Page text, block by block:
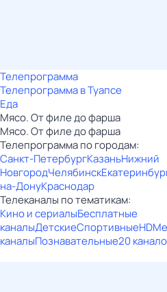
Телепрограмма
Телепрограмма в Туапсе
Еда
Мясо. От филе до фарша
Мясо. От филе до фарша
Телепрограмма по городам:
Санкт-ПетербургКазаньНижний
НовгородЧелябинск
на-ДонуКраснодар
Телеканалы по тематикам:
Кино и сериалыБесплатные
каналыДетскиеСпортивныеHD
каналыПознавательные20